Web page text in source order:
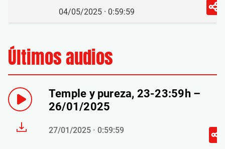
04/05/2025 · 0:59:59
Últimos audios
Temple y pureza, 23-23:59h –
26/01/2025
27/01/2025 · 0:59:59